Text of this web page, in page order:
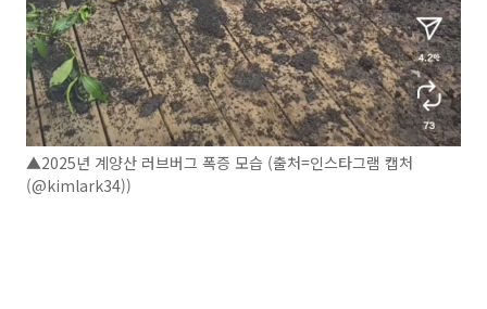
▲2025년 계양산 러브버그 폭증 모습 (출처=인스타그램 캡처
(@kimlark34))